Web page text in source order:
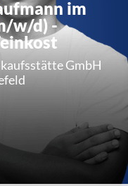
im
w/d) -
GmbH